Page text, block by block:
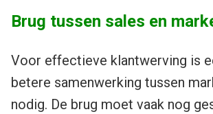
Brug tussen sales en
Voor effectieve klantwerving is
betere samenwerking tussen
nodig. De brug moet vaak nog